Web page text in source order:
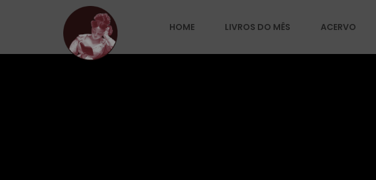
HOME LIVROS DO MÊS ACERVO